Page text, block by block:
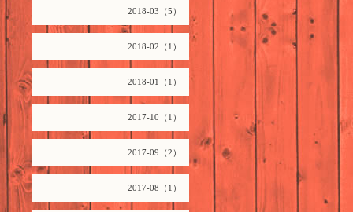
2018-03（5）
2018-02（1）
2018-01（1）
2017-10（1）
2017-09（2）
2017-08（1）